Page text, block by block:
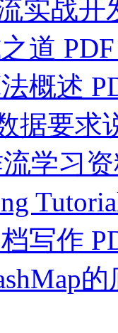
实战开
道
概述
据要求
学习资
写作